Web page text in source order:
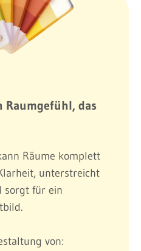
Raumgefühl, das
Räume komplett
unterstreicht
sorgt für ein
von: